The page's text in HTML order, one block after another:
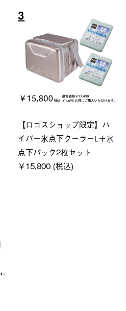
3
【ロゴスショップ限定】ハ
イパー氷点下クーラーL＋氷
点下パック2枚セット
￥15,800 (税込)